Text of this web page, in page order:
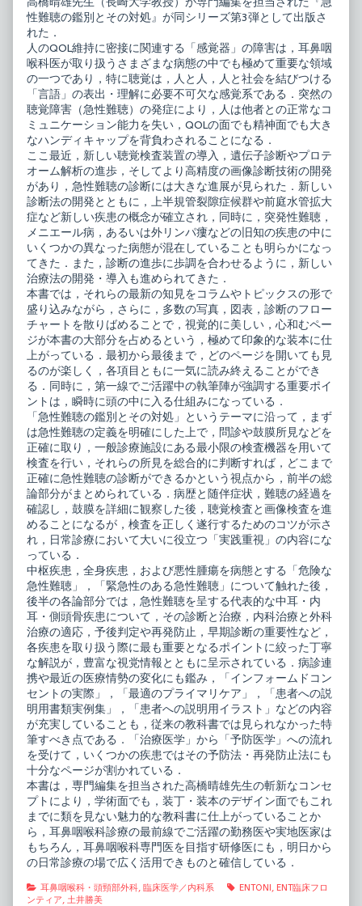
published
on
鑑
別
の
対
処,
性難聴の鑑別とその対処』が同シリーズ第3弾として出版さ
れた．
人のQOL維持に密接に関連する「感覚器」の障害は，耳鼻咽
喉科医が取り扱うさまざまな病態の中でも極めて重要な領域
の一つであり，特に聴覚は，人と人，人と社会を結びつける
「言語」の表出・理解に必要不可欠な感覚系である．突然の
聴覚障害（急性難聴）の発症により，人は他者との正常なコ
ミュニケーション能力を失い，QOLの面でも精神面でも大き
なハンディキャップを背負わされることになる．
ここ最近，新しい聴覚検査装置の導入，遺伝子診断やプロテ
オーム解析の進歩，そしてより高精度の画像診断技術の開発
があり，急性難聴の診断には大きな進展が見られた．新しい
診断法の開発とともに，上半規管裂隙症候群や前庭水管拡大
症など新しい疾患の概念が確立され，同時に，突発性難聴，
メニエール病，あるいは外リンパ瘻などの旧知の疾患の中に
いくつかの異なった病態が混在していることも明らかになっ
てきた．また，診断の進歩に歩調を合わせるように，新しい
治療法の開発・導入も進められてきた．
本書では，それらの最新の知見をコラムやトピックスの形で
盛り込みながら，さらに，多数の写真，図表，診断のフロー
チャートを散りばめることで，視覚的に美しい，心和むペー
ジが本書の大部分を占めるという，極めて印象的な装本に仕
上がっている．最初から最後まで，どのページを開いても見
るのが楽しく，各項目ともに一気に読み終えることができ
る．同時に，第一線でご活躍中の執筆陣が強調する重要ポイ
ントは，瞬時に頭の中に入る仕組みになっている．
「急性難聴の鑑別とその対処」というテーマに沿って，まず
は急性難聴の定義を明確にした上で，問診や鼓膜所見などを
正確に取り，一般診療施設にある最小限の検査機器を用いて
検査を行い，それらの所見を総合的に判断すれば，どこまで
正確に急性難聴の診断ができるかという視点から，前半の総
論部分がまとめられている．病歴と随伴症状，難聴の経過を
確認し，鼓膜を詳細に観察した後，聴覚検査と画像検査を進
めることになるが，検査を正しく遂行するためのコツが示さ
れ，日常診療において大いに役立つ「実践重視」の内容にな
っている．
中枢疾患，全身疾患，および悪性腫瘍を病態とする「危険な
急性難聴」，「緊急性のある急性難聴」について触れた後，
後半の各論部分では，急性難聴を呈する代表的な中耳・内
耳・側頭骨疾患について，その診断と治療，内科治療と外科
治療の適応，予後判定や再発防止，早期診断の重要性など，
各疾患を取り扱う際に最も重要となるポイントに絞った丁寧
な解説が，豊富な視党情報とともに呈示されている．病診連
携や最近の医療情勢の変化にも鑑み，「インフォームドコン
セントの実際」，「最適のプライマリケア」，「患者への説
明用書類実例集」，「患者への説明用イラスト」などの内容
が充実していることも，従来の教科書では見られなかった特
筆すべき点である．「治療医学」から「予防医学」への流れ
を受けて，いくつかの疾患ではその予防法・再発防止法にも
十分なページが割かれている．
本書は，専門編集を担当された高橋晴雄先生の斬新なコンセ
プトにより，学術面でも，装丁・装本のデザイン面でもこれ
までに類を見ない魅力的な教科書に仕上がっていることか
ら，耳鼻咽喉科診療の最前線でご活躍の勤務医や実地医家は
もちろん，耳鼻咽喉科専門医を目指す研修医にも，明日から
の日常診療の場で広く活用できものと確信している．
Categories
耳鼻咽喉科・頭頸部外科, 臨床医学／内科系 Tags
ENTONI, ENT臨床フロ
ンティア, 土井勝美